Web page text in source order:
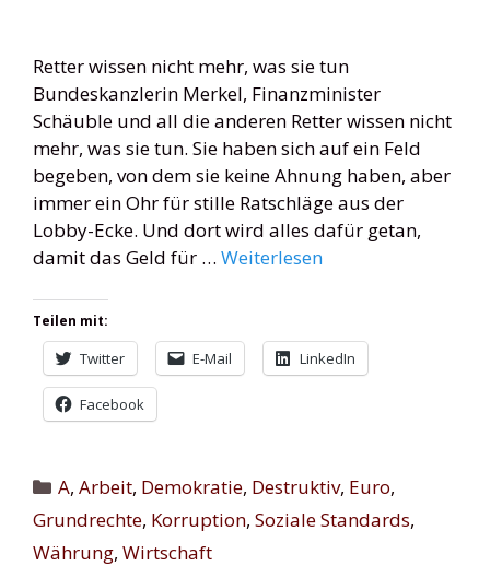
Retter wissen nicht mehr, was sie tun
Bundeskanzlerin Merkel, Finanzminister
Schäuble und all die anderen Retter wissen nicht
mehr, was sie tun. Sie haben sich auf ein Feld
begeben, von dem sie keine Ahnung haben, aber
immer ein Ohr für stille Ratschläge aus der
Lobby-Ecke. Und dort wird alles dafür getan,
damit das Geld für … Weiterlesen
Teilen mit:
Twitter E-Mail LinkedIn
Facebook
Kategorien
A,Arbeit, Demokratie, Destruktiv, Euro,
Grundrechte, Korruption, Soziale Standards,
Währung, Wirtschaft